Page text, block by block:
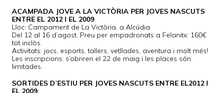
ACAMPADA JOVE A LA VICTÒRIA PER JOVES NASCUTS
ENTRE EL 2012 I EL 2009
Lloc: Campament de La Victòria, a Alcúdia.
Del 12 al 16 d’agost. Preu per empadronats a Felanitx: 160€
tot inclòs.
Activitats: jocs, esports, tallers, vetllades, aventura i molt més!
Les inscripcions: s’obriren el 22 de maig i les places són
limitades.
SORTIDES D’ESTIU PER JOVES NASCUTS ENTRE EL2012 I
EL 2009